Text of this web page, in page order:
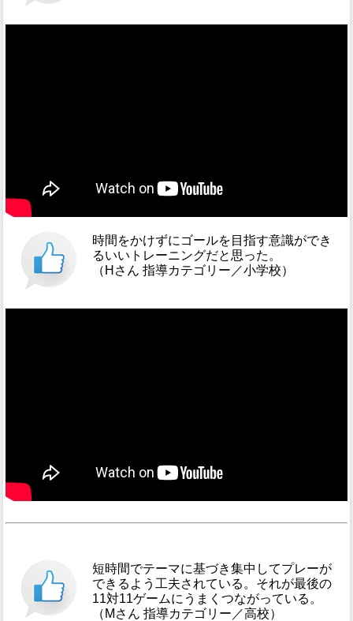
時間をかけずにゴールを目指す意識ができ
るいいトレーニングだと思った。
（Hさん 指導カテゴリー／小学校）
短時間でテーマに基づき集中してプレーが
できるよう工夫されている。それが最後の
11対11ゲームにうまくつながっている。
（Mさん 指導カテゴリー／高校）